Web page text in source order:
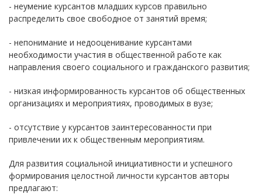
- неумение курсантов младших курсов правильно
распределить свое свободное от занятий время;
- непонимание и недооценивание курсантами
необходимости участия в общественной работе как
направления своего социального и гражданского развития;
- низкая информированность курсантов об общественных
организациях и мероприятиях, проводимых в вузе;
- отсутствие у курсантов заинтересованности при
привлечении их к общественным мероприятиям.
Для развития социальной инициативности и успешного
формирования целостной личности курсантов авторы
предлагают: